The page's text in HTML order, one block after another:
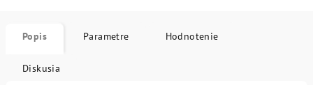
Popis Parametre Hodnotenie
Diskusia